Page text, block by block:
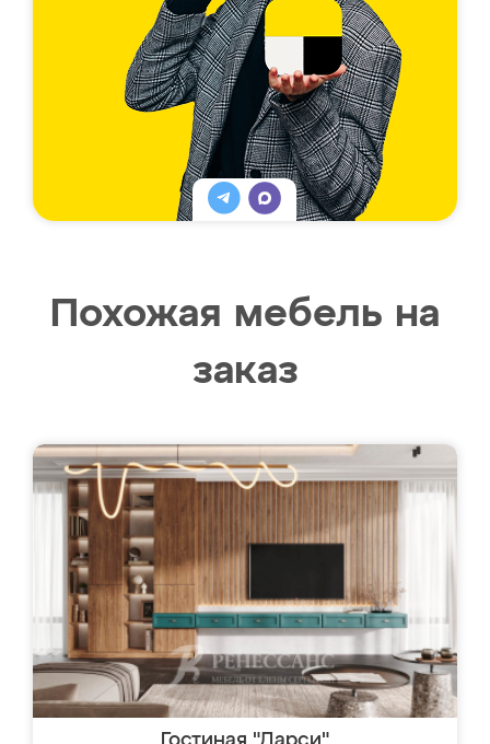
Похожая мебель на
заказ